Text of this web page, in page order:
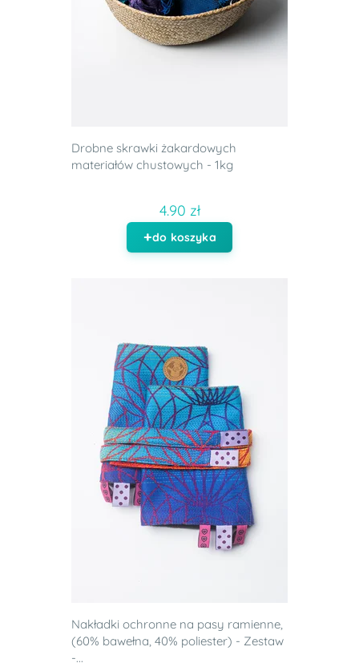
Drobne skrawki żakardowych
materiałów chustowych - 1kg
4.90 zł
do koszyka
Nakładki ochronne na pasy ramienne,
(60% bawełna, 40% poliester) - Zestaw
-...